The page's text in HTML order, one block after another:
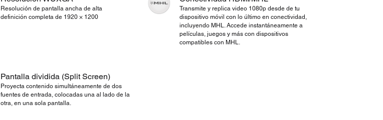
Resolución de pantalla ancha de alta
definición completa de 1920 × 1200
Transmite y replica video 1080p desde de tu
dispositivo móvil con lo último en conectividad,
incluyendo MHL. Accede instantáneamente a
películas, juegos y más con dispositivos
compatibles con MHL.
Pantalla dividida (Split Screen)
Proyecta contenido simultáneamente de dos
fuentes de entrada, colocadas una al lado de la
otra, en una sola pantalla.